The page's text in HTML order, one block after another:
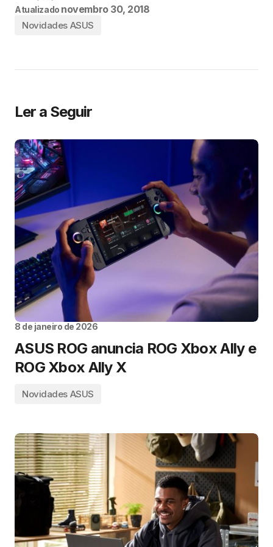
Atualizado novembro 30, 2018
Novidades ASUS
Ler a Seguir
8 de janeiro de 2026
ASUS ROG anuncia ROG Xbox Ally e
ROG Xbox Ally X
Novidades ASUS